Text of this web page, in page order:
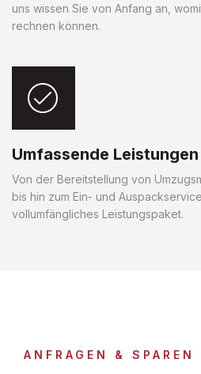
uns wissen Sie von Anfang an,
rechnen können.
Umfassende Leistungen
Von der Bereitstellung von
bis hin zum Ein- und
vollumfängliches Leistungspaket.
ANFRAGEN & SPAREN